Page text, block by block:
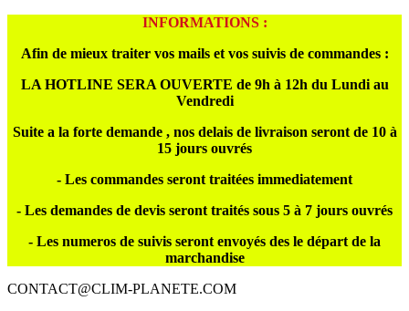
INFORMATIONS :
Afin de mieux traiter vos mails et vos suivis de commandes :
LA HOTLINE SERA OUVERTE de 9h à 12h du Lundi au
Vendredi
Suite a la forte demande , nos delais de livraison seront de 10 à
15 jours ouvrés
- Les commandes seront traitées immediatement
- Les demandes de devis seront traités sous 5 à 7 jours ouvrés
- Les numeros de suivis seront envoyés des le départ de la
marchandise
CONTACT@CLIM-PLANETE.COM